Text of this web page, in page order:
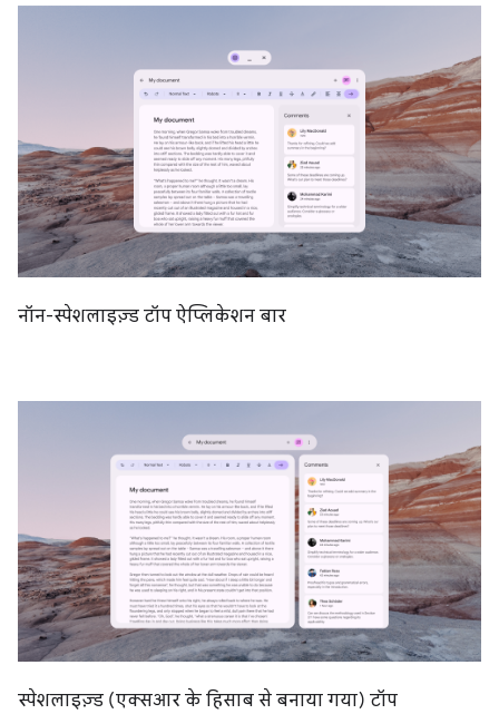
नॉन-स्पेशलाइज़्ड टॉप ऐप्लिकेशन बार
स्पेशलाइज़्ड (एक्सआर के हिसाब से बनाया गया) टॉप